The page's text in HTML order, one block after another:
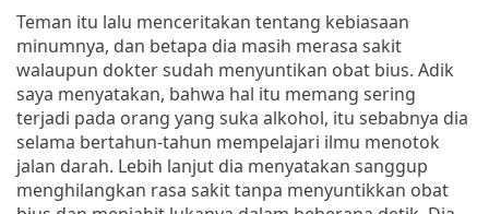
Teman itu lalu menceritakan tentang kebiasaan
minumnya, dan betapa dia masih merasa sakit
walaupun dokter sudah menyuntikan obat bius. Adik
saya menyatakan, bahwa hal itu memang sering
terjadi pada orang yang suka alkohol, itu sebabnya dia
selama bertahun-tahun mempelajari ilmu menotok
jalan darah. Lebih lanjut dia menyatakan sanggup
menghilangkan rasa sakit tanpa menyuntikkan obat